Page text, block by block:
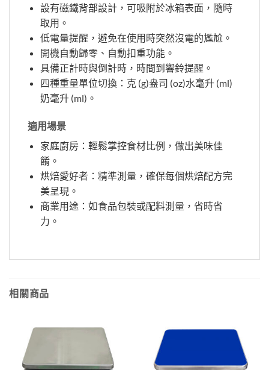
設有磁鐵背部設計，可吸附於冰箱表面，隨時
取用。
低電量提醒，避免在使用時突然沒電的尷尬。
開機自動歸零、自動扣重功能。
具備正計時與倒計時，時間到響鈴提醒。
四種重量單位切換：克 (g)盎司 (oz)水毫升 (ml)
奶毫升 (ml)。
適用場景
家庭廚房：輕鬆掌控食材比例，做出美味佳
餚。
烘焙愛好者：精準測量，確保每個烘焙配方完
美呈現。
商業用途：如食品包裝或配料測量，省時省
力。
相關商品